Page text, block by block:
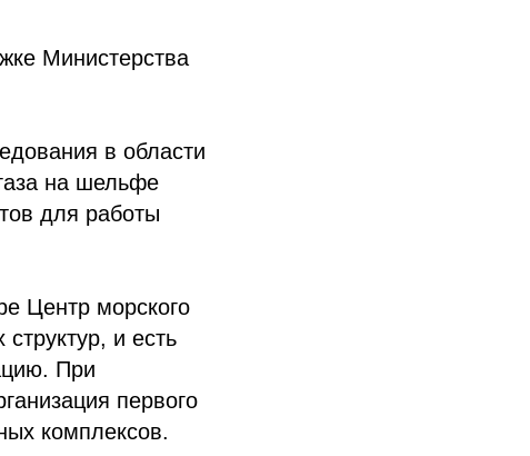
Министерства
в области
на шельфе
для работы
Центр морского
и есть
При
первого
комплексов.